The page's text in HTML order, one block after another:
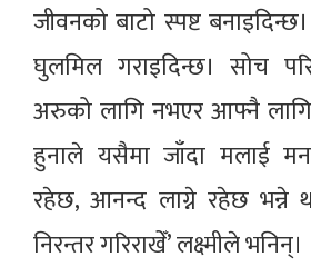
जीवनको बाटो स्पष्ट
घुलमिल गराइदिन्छ। सोच
अरुको लागि नभएर आफ्नै
हुनाले यसैमा जाँदा मलाई
रहेछ, आनन्द लाग्ने रहेछ भन्ने
निरन्तर गरिराखेँ’ लक्ष्मीले भनिन्।